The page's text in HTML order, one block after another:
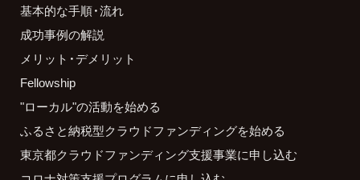
基本的な手順・流れ
成功事例の解説
メリット・デメリット
Fellowship
"ローカル"の活動を始める
ふるさと納税型クラウドファンディングを始める
東京都クラウドファンディング支援事業に申し込む